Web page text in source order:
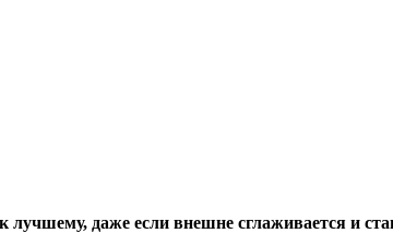
лучшему, даже если внешне сглаживается и